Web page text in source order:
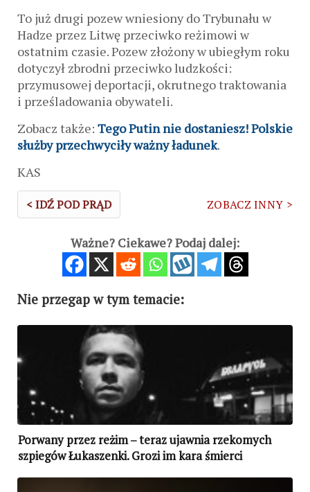
To już drugi pozew wniesiony do Trybunału w
Hadze przez Litwę przeciwko reżimowi w
ostatnim czasie. Pozew złożony w ubiegłym roku
dotyczył zbrodni przeciwko ludzkości:
przymusowej deportacji, okrutnego traktowania
i prześladowania obywateli.
Zobacz także: Tego Putin nie dostaniesz! Polskie
służby przechwyciły ważny ładunek.
KAS
< IDŹ POD PRĄD ZOBACZ INNY >
Ważne? Ciekawe? Podaj dalej:
Nie przegap w tym temacie:
Porwany przez reżim – teraz ujawnia rzekomych
szpiegów Łukaszenki. Grozi im kara śmierci